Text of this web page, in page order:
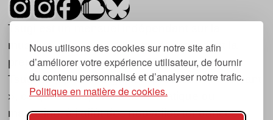
Nous utilisons des cookies sur notre site afin
d’améliorer votre expérience utilisateur, de fournir
du contenu personnalisé et d’analyser notre trafic.
Politique en matière de cookies.
Tsugi est un mensuel indépendant sur la
musique et les nouvelles tendances, dont la
première parution date de 2007.
Tsugi en japonais signifie « prochain », « suivant
», ce qui correspond à la thématique du
magazine, à l’affût des nouvelles tendances